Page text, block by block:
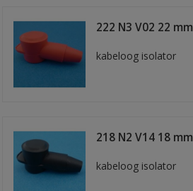
222 N3 V02 22 mm
kabeloog isolator
218 N2 V14 18 mm
kabeloog isolator